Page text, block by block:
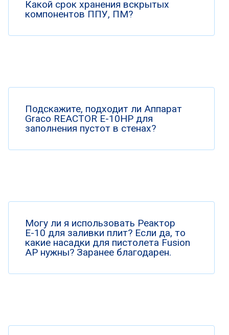
Какой срок хранения вскрытых
компонентов ППУ, ПМ?
Подскажите, подходит ли Аппарат
Graco REACTOR E-10HP для
заполнения пустот в стенах?
Могу ли я использовать Реактор
Е-10 для заливки плит? Если да, то
какие насадки для пистолета Fusion
AP нужны? Заранее благодарен.